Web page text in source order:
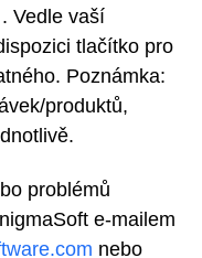
. Vedle vaší
tlačítko pro
Poznámka:
produktů,
problémů
e-mailem
nebo